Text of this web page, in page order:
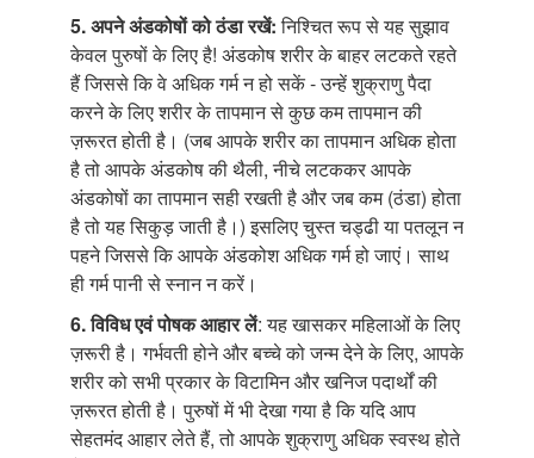
5. अपने अंडकोषोंको ठंडा रखें:निश्चित रूप से यह सुझाव
केवल पुरुषों के लिए है! अंडकोष शरीर के बाहर लटकते रहते
हैं जिससे कि वे अधिक गर्म न हो सकें - उन्हें शुक्राणु पैदा
करने के लिए शरीर के तापमान से कुछ कम तापमान की
ज़रूरत होती है। (जब आपके शरीर का तापमान अधिक होता
है तो आपके अंडकोष की थैली, नीचे लटककर आपके
अंडकोषों का तापमान सही रखती है और जब कम (ठंडा) होता
है तो यह सिकुड़ जाती है।) इसलिए चुस्त चड्ढी या पतलून न
पहने जिससे कि आपके अंडकोश अधिक गर्म हो जाएं। साथ
ही गर्म पानी से स्नान न करें।
6. विविध एवं पोषकआहार लें: यह खासकर महिलाओं के लिए
ज़रूरी है। गर्भवती होने और बच्चे को जन्म देने के लिए, आपके
शरीर को सभी प्रकार के विटामिन और खनिज पदार्थों की
ज़रूरत होती है। पुरुषों में भी देखा गया है कि यदि आप
सेहतमंद आहार लेते हैं, तो आपके शुक्राणु अधिक स्वस्थ होते